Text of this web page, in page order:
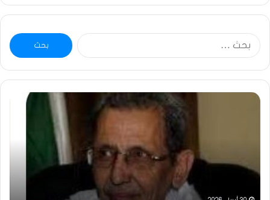
البحث
عن:
ومضة
بالحقيقة…/
الشريف